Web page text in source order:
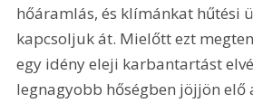
hőáramlás, és klímánkat hűtési
kapcsoljuk át. Mielőtt ezt
egy idény eleji karbantartást
legnagyobb hőségben jöjjön elő